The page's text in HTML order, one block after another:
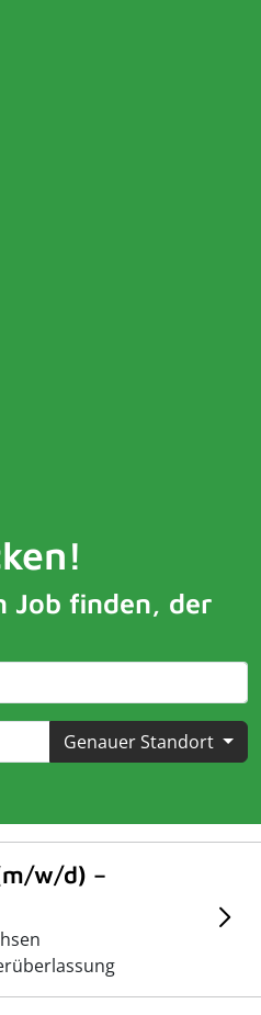
Job finden, der
Genauer Standort
w/d) –